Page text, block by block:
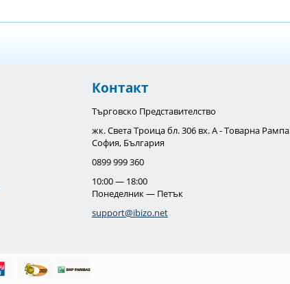
Контакт
Търговско Представителство
жк. Света Троица бл. 306 вх. А - Товарна Рампа
София, България
0899 999 360
10:00 — 18:00
Понеделник — Петък
support@ibizo.net